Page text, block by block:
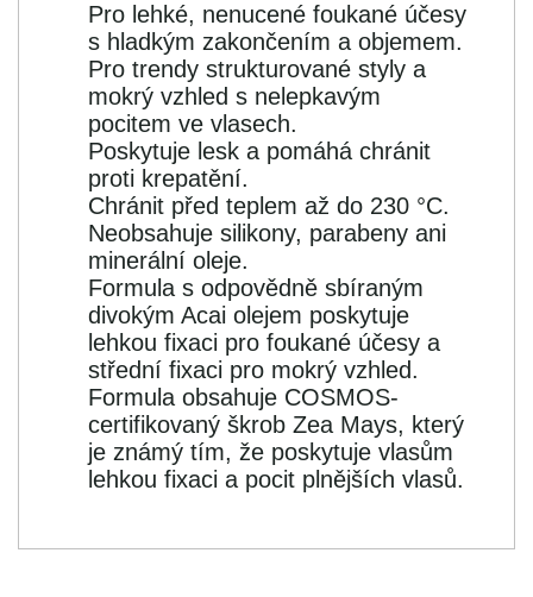
Pro lehké, nenucené foukané účesy
s hladkým zakončením a objemem.
Pro trendy strukturované styly a
mokrý vzhled s nelepkavým
pocitem ve vlasech.
Poskytuje lesk a pomáhá chránit
proti krepatění.
Chránit před teplem až do 230 °C.
Neobsahuje silikony, parabeny ani
minerální oleje.
Formula s odpovědně sbíraným
divokým Acai olejem poskytuje
lehkou fixaci pro foukané účesy a
střední fixaci pro mokrý vzhled.
Formula obsahuje COSMOS-
certifikovaný škrob Zea Mays, který
je známý tím, že poskytuje vlasům
lehkou fixaci a pocit plnějších vlasů.